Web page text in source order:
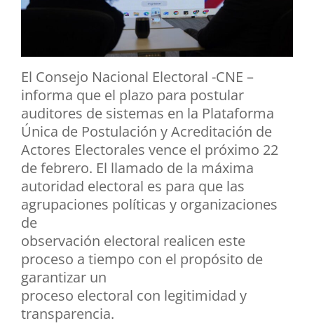
El Consejo Nacional Electoral -CNE –
informa que el plazo para postular
auditores de sistemas en la Plataforma
Única de Postulación y Acreditación de
Actores Electorales vence el próximo 22
de febrero. El llamado de la máxima
autoridad electoral es para que las
agrupaciones políticas y organizaciones
de
observación electoral realicen este
proceso a tiempo con el propósito de
garantizar un
proceso electoral con legitimidad y
transparencia.